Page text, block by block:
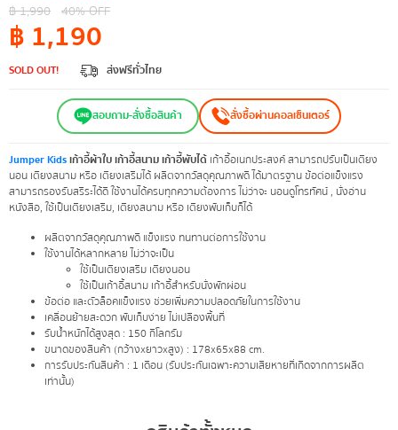
฿1,990 40% OFF
฿ 1,190
SOLD OUT! ส่งฟรีทั่วไทย
สอบถาม-สั่งซื้อสินค้า สั่งซื้อผ่านคอลเซ็นเตอร์
Jumper Kidsเก้าอี้ผ้าใบ เก้าอี้สนาม เก้าอี้พับได้ เก้าอี้อเนกประสงค์ สามารถปรับเป็นเตียง
นอน เตียงสนาม หรือ เตียงเสริมได้ ผลิตจากวัสดุคุณภาพดี ได้มาตรฐาน ข้อต่อแข็งแรง
สามารถรองรับสรีระได้ดี ใช้งานได้ครบทุกความต้องการ ไม่ว่าจะ นอนดูโทรทัศน์ , นั่งอ่าน
หนังสือ, ใช้เป็นเตียงเสริม, เตียงสนาม หรือ เตียงพับเก็บก็ได้
ผลิตจากวัสดุคุณภาพดี แข็งแรง ทนทานต่อการใช้งาน
ใช้งานได้หลากหลาย ไม่ว่าจะเป็น
ใช้เป็นเตียงเสริม เตียงนอน
ใช้เป็นเก้าอี้สนาม เก้าอี้สำหรับนั่งพักผ่อน
ข้อต่อ และตัวล็อคแข็งแรง ช่วยเพิ่มความปลอดภัยในการใช้งาน
เคลื่อนย้ายสะดวก พับเก็บง่าย ไม่เปลืองพื้นที่
รับน้ำหนักได้สูงสุด : 150 กิโลกรัม
ขนาดของสินค้า (กว้างxยาวxสูง) : 178x65x88 cm.
การรับประกันสินค้า : 1 เดือน (รับประกันเฉพาะความเสียหายที่เกิดจากการผลิต
เท่านั้น)